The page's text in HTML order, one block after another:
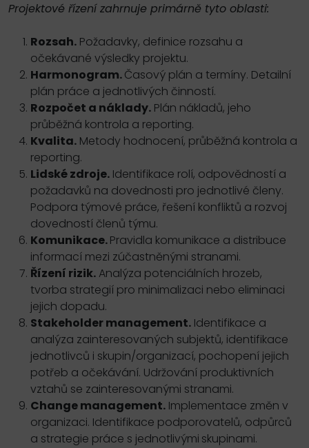
Projektové řízení zahrnuje primárně tyto oblasti:
Rozsah. Požadavky, definice rozsahu a
očekávané výsledky projektu.
Harmonogram.Časový plán a termíny. Detailní
plán práce a jednotlivých činností.
Rozpočet a náklady. Plán nákladů, jeho
průběžná kontrola a reporting.
Kvalita. Metody hodnocení, průběžná kontrola a
reporting.
Lidské zdroje. Identifikace rolí, odpovědností a
požadavků na dovednosti pro jednotlivé členy.
Podpora týmové práce, řešení konfliktů a rozvoj
dovedností členů týmu.
Komunikace.Pravidla komunikace a distribuce
informací mezi zúčastněnými stranami.
Řízení rizik. Analýza potenciálních hrozeb,
tvorba strategií pro minimalizaci nebo eliminaci
jejich dopadu.
Stakeholder management. Identifikace a
analýza zainteresovaných subjektů, identifikace
jednotlivců i skupin/organizací, pochopení jejich
potřeb a očekávání. Udržování produktivních
vztahů se zainteresovanými stranami.
Change management. Implementace změn v
organizaci. Identifikace podporovatelů, odpůrců
a strategie práce s jednotlivými skupinami.